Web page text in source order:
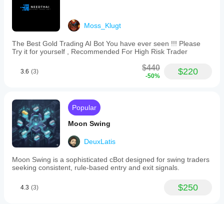
condições
e da
qualidade de
execução.
no seu
compreender
como
funciona em
utilização
real.
Moss_Klugt
The Best Gold Trading AI Bot You have ever seen !!! Please
Try it for yourself , Recommended For High Risk Trader
3.6 (3) $440
-50% $220
Popular
Moon Swing
DeuxLatis
Moon Swing is a sophisticated cBot designed for swing traders
seeking consistent, rule-based entry and exit signals.
4.3 (3) $250